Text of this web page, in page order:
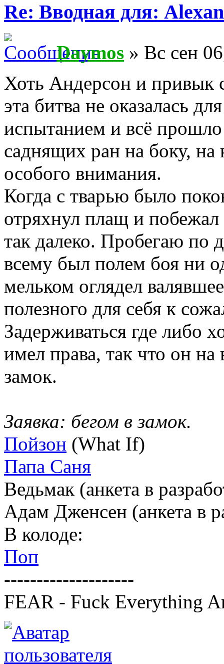
Re: Вводная для:
Daymos » Вс сен
Хоть Андерсон и привык
эта битва не оказалась
испытанием и всё прошло
саднящих ран на боку,
особого внимания.
Когда с тварью было
отряхнул плащ и
так далеко. Пробегаю по
всему был полем боя ни
мельком оглядел
полезного для себя к
Задерживаться где либо
имел права, так что он на
замок.
Заявка: бегом в замок.
Пойзон (What If)
Папа Саня
Ведьмак (анкета в
Адам Дженсен (анкета в
В колоде:
Поп
--------------------
FEAR - Fuck Everything